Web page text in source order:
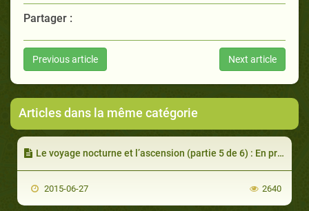
Partager :
Previous article Next article
Articles dans la même catégorie
Le voyage nocturne et l’ascension (partie 5 de 6) : En présence de Dieu
2015-06-27 2640